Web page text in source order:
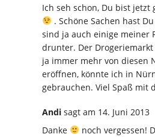
Ich seh schon, Du bist jetzt
. Schöne Sachen hast
sind ja auch einige meiner
drunter. Der
ja immer mehr von diesen
eröffnen, könnte ich in
gebrauchen. Viel Spaß mit
Andi sagt am 14. Juni 2013
Danke
noch vergessen!